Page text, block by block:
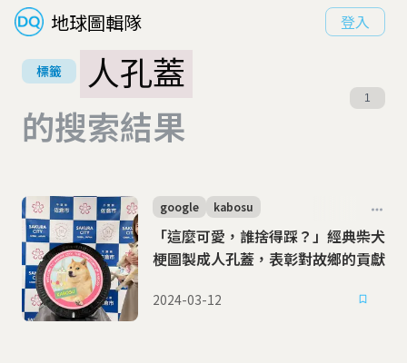
地球圖輯隊 登入
標籤
人孔蓋
的搜索結果
1
「這麼可愛，誰捨得踩？」經典柴犬
梗圖製成人孔蓋，表彰對故鄉的貢獻
google kabosu
2024-03-12